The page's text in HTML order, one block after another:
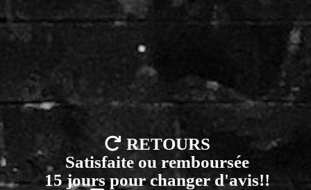
 RETOURS
Satisfaite ou remboursée
15 jours pour changer d'avis!!